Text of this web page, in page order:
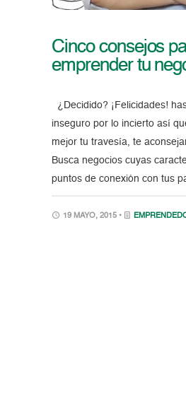
Cinco consejos
emprender tu
¿Decidido? ¡Felicidades!
inseguro por lo incierto así
mejor tu travesía, te
Busca negocios cuyas
puntos de conexión con tus
19 MAYO, 2015 •